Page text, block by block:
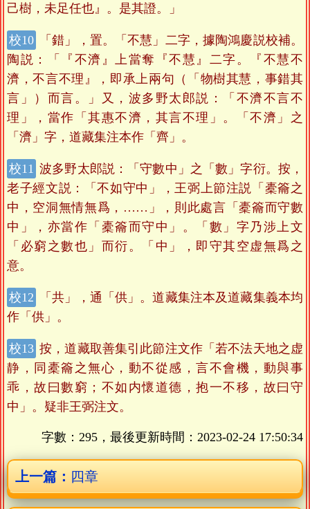
己樹，未足任也』。是其證。」
「錯」，置。「不慧」二字，據陶鴻慶説校補。
陶説：「『不濟』上當奪『不慧』二字。『不慧不
濟，不言不理』，即承上兩句（「物樹其慧，事錯其
言」）而言。」又，波多野太郎説：「不濟不言不
理」，當作「其惠不濟，其言不理」。「不濟」之
「濟」字，道藏集注本作「齊」。
波多野太郎説：「守數中」之「數」字衍。按，
老子經文説：「不如守中」，王弼上節注説「橐籥之
中，空洞無情無爲，……」，則此處言「橐籥而守數
中」，亦當作「橐籥而守中」。「數」字乃涉上文
「必窮之數也」而衍。「中」，即守其空虚無爲之
意。
「共」，通「供」。道藏集注本及道藏集義本均
作「供」。
按，道藏取善集引此節注文作「若不法天地之虚
静，同橐籥之無心，動不從感，言不會機，動與事
乖，故曰數窮；不如内懷道德，抱一不移，故曰守
中」。疑非王弼注文。
字數：295，最後更新時間： 2023-02-24 17:50:34
上一篇： 四章